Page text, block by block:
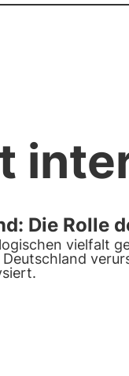
Die Rolle
vielfalt